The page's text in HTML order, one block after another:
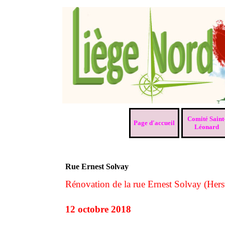
Page d'accueil
Comité
Léonard
Rue Ernest Solvay
Rénovation de la rue Ernest Solvay
12 octobre 2018